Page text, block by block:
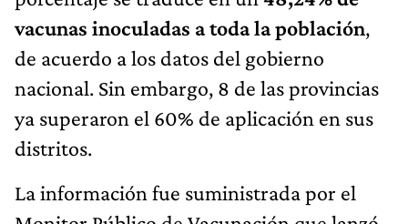
vacunas inoculadas a toda la población,
de acuerdo a los datos del gobierno
nacional. Sin embargo, 8 de las provincias
ya superaron el 60% de aplicación en sus
distritos.
La información fue suministrada por el